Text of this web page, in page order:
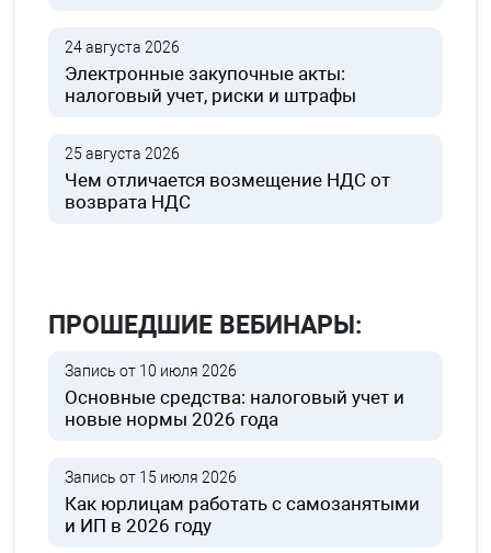
24 августа 2026
Электронные закупочные акты:
налоговый учет, риски и штрафы
25 августа 2026
Чем отличается возмещение НДС от
возврата НДС
ПРОШЕДШИЕ ВЕБИНАРЫ:
Запись от 10 июля 2026
Основные средства: налоговый учет и
новые нормы 2026 года
Запись от 15 июля 2026
Как юрлицам работать с самозанятыми
и ИП в 2026 году